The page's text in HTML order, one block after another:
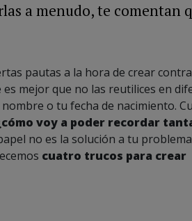
a menudo, te comentan
pautas a la hora de crear
mejor que no las reutilices en
o tu fecha de nacimiento.
voy a poder recordar
no es la solución a tu
cuatro trucos para crear